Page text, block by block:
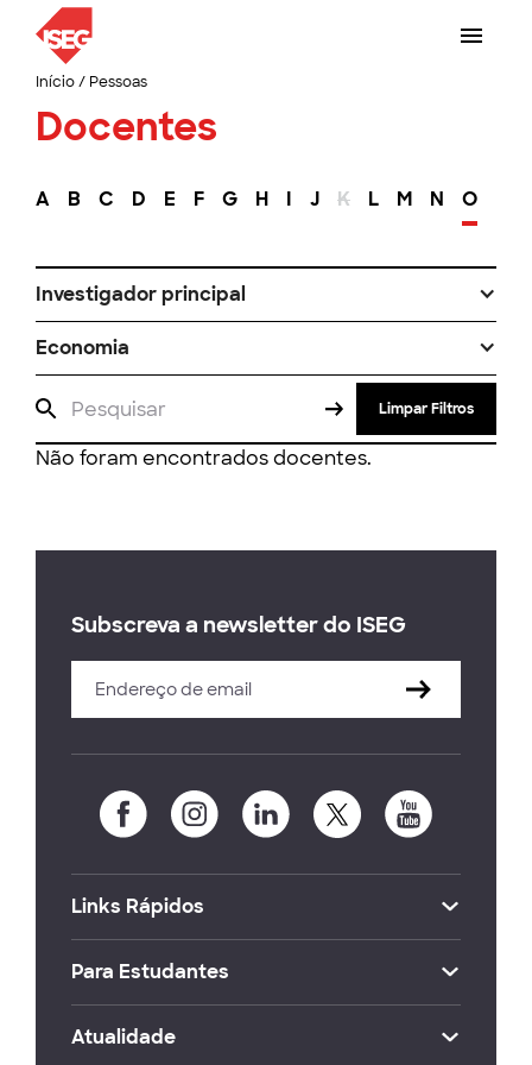
Início/ Pessoas
Docentes
A B C D E F G H I J K L M N O
Investigador principal
Economia
Limpar Filtros
Não foram encontrados docentes.
Subscreva a newsletter do ISEG
Links Rápidos
Para Estudantes
Atualidade